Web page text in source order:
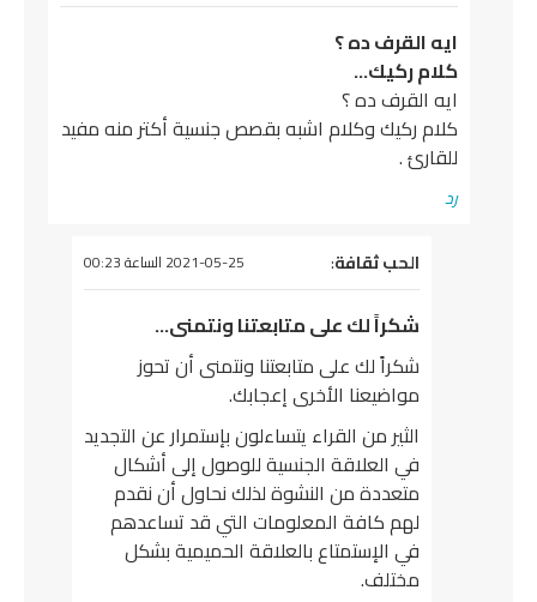
ايه القرف ده ؟
كلام ركيك…
ايه القرف ده ؟
كلام ركيك وكلام اشبه بقصص جنسية أكتر منه مفيد
للقارئ .
رد
يقول
الحب ثقافة: 2021-05-25 الساعة 00:23
شكراً لك على متابعتنا ونتمنى…
شكراً لك على متابعتنا ونتمنى أن تحوز
مواضيعنا الأخرى إعجابك.
الثير من القراء يتساءلون بإستمرار عن التجديد
في العلاقة الجنسية للوصول إلى أشكال
متعددة من النشوة لذلك نحاول أن نقدم
لهم كافة المعلومات التي قد تساعدهم
في الإستمتاع بالعلاقة الحميمية بشكل
مختلف.